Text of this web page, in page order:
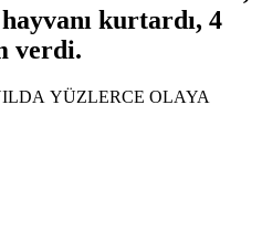
kurtardı, 4
verdi.